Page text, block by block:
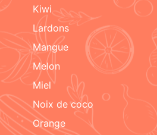
kiwi
lardons
mangue
melon
miel
noix de coco
orange